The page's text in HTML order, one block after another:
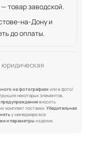
товар заводской.
на-Дону и
до оплаты.
на фотографияхили в фото/
некоторых элементов,
вносить
комплект поставки.Убедительная
у менеджера все
и параметры изделия.